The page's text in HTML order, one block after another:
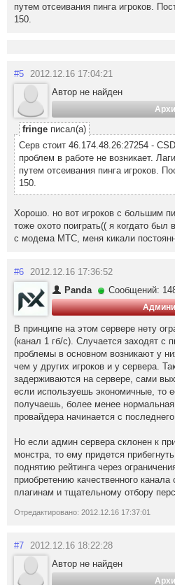
путем отсеивания пинга игроков.
150.
#5 2012.12.16 17:04:21
Автор не найден
fringe писал(а)
Серв стоит 46.174.48.26:27254 -
проблем в работе не возникает.
путем отсеивания пинга игроков.
150.
Хорошо. но вот игроков с большим
тоже охото поиграть(( я когдато был
с модема МТС, меня кикали
#6 2012.12.16 17:36:52
Panda
Сообщений:
В принципе на этом сервере нету
(канал 1 гб/с). Случается заходят с
проблемы в основном возникают у
чем у других игроков и у сервера.
задерживаются на сервере, сами
если используешь экономичные, то
получаешь, более менее
провайдера начинается с
Но если админ сервера склонен к
монстра, то ему придется
поднятию рейтинга через
приобретению качественного
плагинам и тщательному отбору
Отредактировано: 2012.12.16 17:37:01
#7 2012.12.16 18:22:28
Автор не найден